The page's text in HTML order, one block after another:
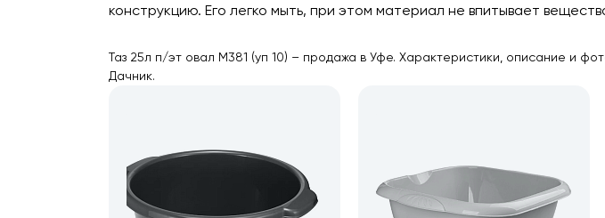
конструкцию. Его легко мыть, при этом материал не впитывает
Таз 25л п/эт овал М381 (уп 10) – продажа в Уфе. Характеристики, описание и
Дачник.